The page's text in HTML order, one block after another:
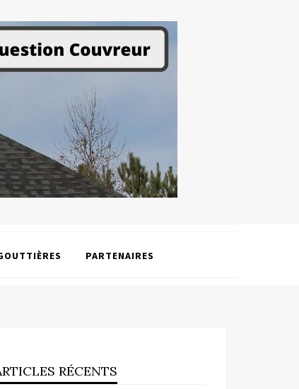
PARTENAIRES
RÉCENTS